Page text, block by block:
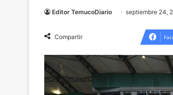
Editor TemucoDiario septiembre 24,
Compartir